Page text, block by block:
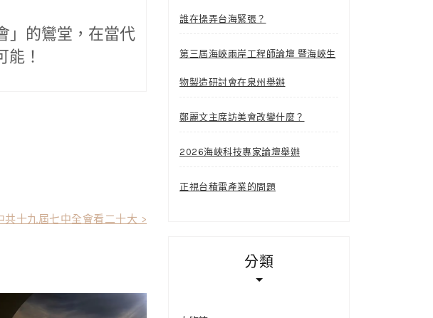
」的鸞堂，在當代
！
共十九屆七中全會看二十大 >
誰在操弄台海緊張？
第三屆海峽兩岸工程師論壇 暨海峽生
物製造研討會在泉州舉辦
鄭麗文主席訪美會改變什麼？
2026海峽科技專家論壇舉辦
正視台積電產業的問題
分類